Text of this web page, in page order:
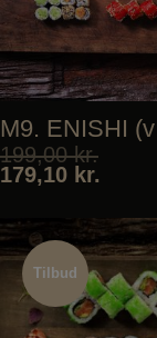
199,00kr.
179,10 kr.
Tilbud